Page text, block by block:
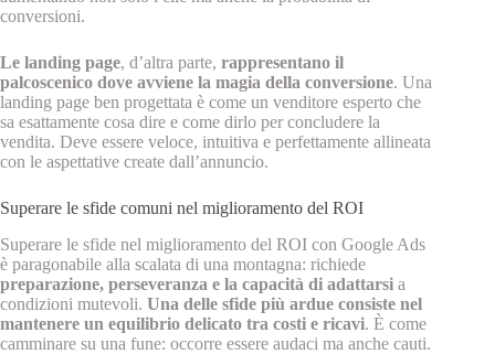
conversioni.
Le landing page, d’altra parte, rappresentano il
palcoscenico dove avviene la magia della conversione. Una
landing page ben progettata è come un venditore esperto che
sa esattamente cosa dire e come dirlo per concludere la
vendita. Deve essere veloce, intuitiva e perfettamente allineata
con le aspettative create dall’annuncio.
Superare le sfide comuni nel miglioramento del ROI
Superare le sfide nel miglioramento del ROI con Google Ads
è paragonabile alla scalata di una montagna: richiede
preparazione, perseveranza e la capacità di adattarsi a
condizioni mutevoli. Una delle sfide più ardue consiste nel
mantenere un equilibrio delicato tra costi e ricavi. È come
camminare su una fune: occorre essere audaci ma anche cauti.